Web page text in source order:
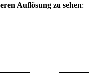
Auflösung zu sehen: